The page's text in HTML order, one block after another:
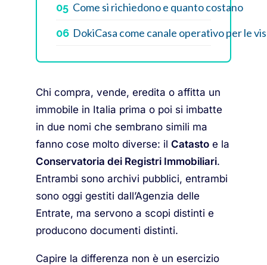
05 Come si richiedono e quanto costano
06 DokiCasa come canale operativo per le
Chi compra, vende, eredita o affitta un
immobile in Italia prima o poi si imbatte
in due nomi che sembrano simili ma
fanno cose molto diverse: il Catasto e la
Conservatoria dei Registri Immobiliari.
Entrambi sono archivi pubblici, entrambi
sono oggi gestiti dall’Agenzia delle
Entrate, ma servono a scopi distinti e
producono documenti distinti.
Capire la differenza non è un esercizio